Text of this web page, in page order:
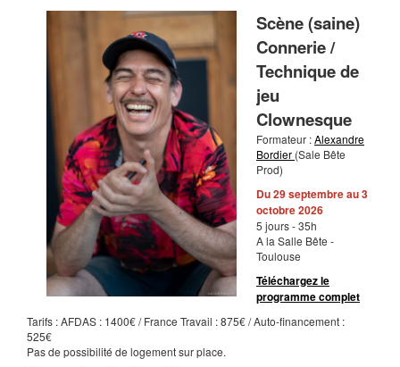
Scène (saine)
Connerie /
Technique de
jeu
Clownesque
Formateur :Alexandre
Bordier (Sale Bête
Prod)
Du 29 septembre au 3
octobre 2026
5 jours - 35h
A la Salle Bête -
Toulouse
Téléchargez le
programme complet
Tarifs : AFDAS : 1400€ / France Travail : 875€ / Auto-financement :
525€
Pas de possibilité de logement sur place.